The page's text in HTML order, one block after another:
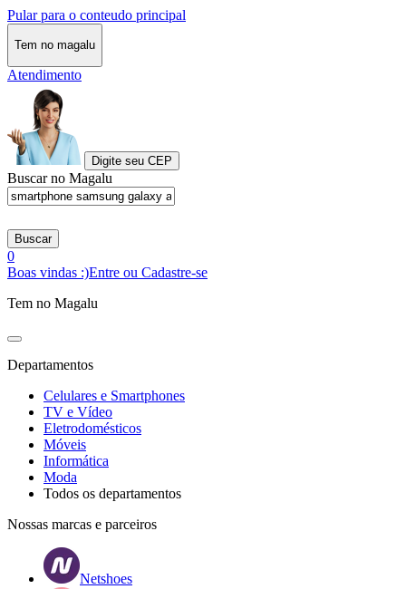
Pular para o conteudo principal
Tem no magalu
Atendimento
Digite seu CEP
Buscar no Magalu
Buscar
0
Boas vindas :)Entre ou Cadastre-se
Tem no Magalu
Departamentos
Celulares e Smartphones
TV e Vídeo
Eletrodomésticos
Móveis
Informática
Moda
Todos os departamentos
Nossas marcas e parceiros
Netshoes